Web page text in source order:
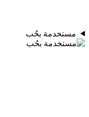
مستخدمة بحُب